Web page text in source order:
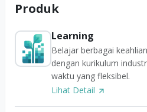
Produk
Learning
Belajar berbagai
dengan kurikulum
waktu yang fleksibel.
Lihat Detail